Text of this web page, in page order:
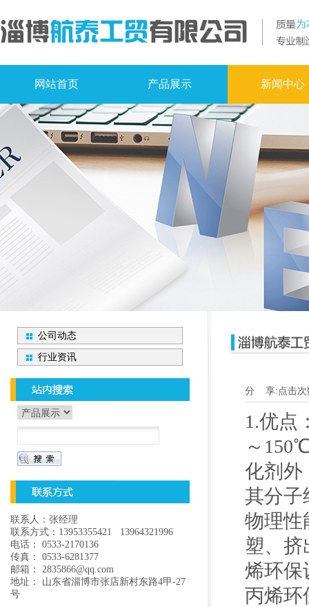
网站首页 产品展示 新闻中心
点击
分 享:
1.优点
～
化剂外
其分子
物理性
塑、挤
烯环保
丙烯环
公司动态
行业资讯
联系人：张经理
联系方式：13953355421 13964321996
电话： 0533-2170136
传真： 0533-6281377
邮箱： 2835866@qq.com
地址： 山东省淄博市张店新村东路4甲-27
号